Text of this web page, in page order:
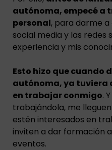
autónoma, empecé a
personal, para darme
social media y las redes
experiencia y mis
Esto hizo que cuando
autónoma, ya tuviera
en trabajar conmigo.
trabajándola, me
estén interesados en
inviten a dar formación
eventos.